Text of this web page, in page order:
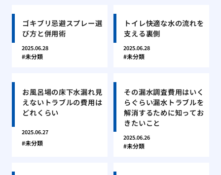
ゴキブリ忌避スプレー選
び方と併用術
2025.06.28
未分類
トイレ快適な水の流れを
支える裏側
2025.06.28
未分類
お風呂場の床下水漏れ見
えないトラブルの費用は
どれくらい
2025.06.27
未分類
その漏水調査費用はいく
らぐらい漏水トラブルを
解消するために知ってお
きたいこと
2025.06.26
未分類